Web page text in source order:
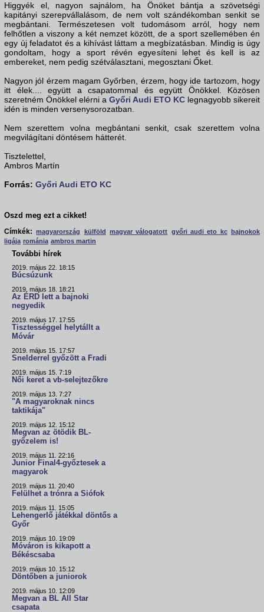
Higgyék el, nagyon sajnálom, ha Önöket bántja a szövetségi
kapitányi szerepvállalásom, de nem volt szándékomban senkit se
megbántani. Természetesen volt tudomásom arról, hogy nem
felhőtlen a viszony a két nemzet között, de a sport szellemében én
egy új feladatot és a kihívást láttam a megbízatásban. Mindig is úgy
gondoltam, hogy a sport révén egyesíteni lehet és kell is az
embereket, nem pedig szétválasztani, megosztani Őket.
Nagyon jól érzem magam Győrben, érzem, hogy ide tartozom, hogy
itt élek.... együtt a csapatommal és együtt Önökkel. Közösen
szeretném Önökkel elérni a Győri Audi ETO KC legnagyobb sikereit
idén is minden versenysorozatban.
Nem szerettem volna megbántani senkit, csak szerettem volna
megvilágítani döntésem hátterét.
Tisztelettel,
Ambros Martín
Forrás: Győri Audi ETO KC
Oszd meg ezt a cikket!
Címkék:
magyarország külföld magyar válogatott győri audi eto kc
bajnokok
ligája románia ambros martin
További hírek
2019. május 22. 18:15
Búcsúzunk
2019. május 18. 18:21
Az ÉRD lett a bajnoki
negyedik
2019. május 17. 17:55
Tisztességgel helytállt a
Móvár
2019. május 15. 17:57
Snelderrel győzött a Fradi
2019. május 15. 7:19
Női keret a vb-selejtezőkre
2019. május 13. 7:27
"A magyaroknak nincs
taktikája"
2019. május 12. 15:12
Megvan az ötödik BL-
győzelem is!
2019. május 11. 22:16
Junior Final4-győztesek a
magyarok
2019. május 11. 20:40
Felülhet a trónra a Siófok
2019. május 11. 15:05
Lehengerlő játékkal döntős a
Győr
2019. május 10. 19:09
Móváron is kikapott a
Békéscsaba
2019. május 10. 15:12
Döntőben a juniorok
2019. május 10. 12:09
Megvan a BL All Star
csapata